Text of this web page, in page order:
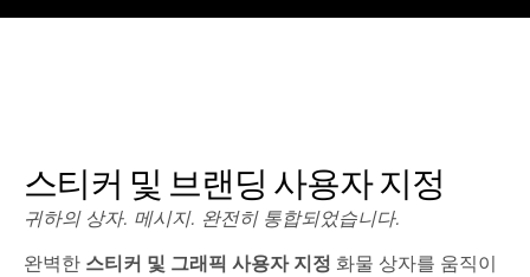
스티커 및 브랜딩 사용자 지정
귀하의 상자. 메시지. 완전히 통합되었습니다.
완벽한 스티커 및 그래픽 사용자 지정 화물 상자를 움직이